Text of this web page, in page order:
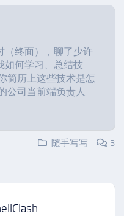
（终面），聊了少许
如何学习、总结技
简历上这些技术是怎
公司当前端负责人
随手写写
3